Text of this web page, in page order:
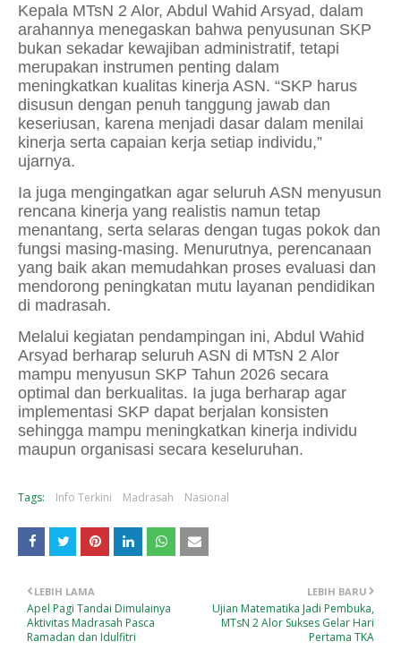
Kepala MTsN 2 Alor, Abdul Wahid Arsyad, dalam
arahannya menegaskan bahwa penyusunan SKP
bukan sekadar kewajiban administratif, tetapi
merupakan instrumen penting dalam
meningkatkan kualitas kinerja ASN. “SKP harus
disusun dengan penuh tanggung jawab dan
keseriusan, karena menjadi dasar dalam menilai
kinerja serta capaian kerja setiap individu,”
ujarnya.
Ia juga mengingatkan agar seluruh ASN menyusun
rencana kinerja yang realistis namun tetap
menantang, serta selaras dengan tugas pokok dan
fungsi masing-masing. Menurutnya, perencanaan
yang baik akan memudahkan proses evaluasi dan
mendorong peningkatan mutu layanan pendidikan
di madrasah.
Melalui kegiatan pendampingan ini, Abdul Wahid
Arsyad berharap seluruh ASN di MTsN 2 Alor
mampu menyusun SKP Tahun 2026 secara
optimal dan berkualitas. Ia juga berharap agar
implementasi SKP dapat berjalan konsisten
sehingga mampu meningkatkan kinerja individu
maupun organisasi secara keseluruhan.
Tags: Info Terkini Madrasah Nasional
LEBIH BARU
Ujian Matematika Jadi Pembuka,
MTsN 2 Alor Sukses Gelar Hari
Pertama TKA
LEBIH LAMA
Apel Pagi Tandai Dimulainya
Aktivitas Madrasah Pasca
Ramadan dan Idulfitri